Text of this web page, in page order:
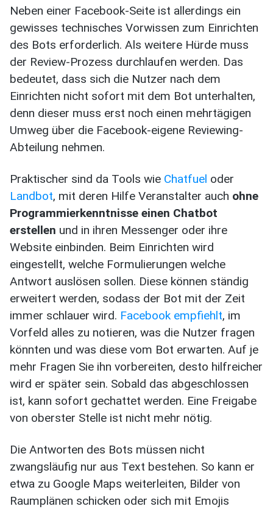
Neben einer Facebook-Seite ist allerdings ein
gewisses technisches Vorwissen zum Einrichten
des Bots erforderlich. Als weitere Hürde muss
der Review-Prozess durchlaufen werden. Das
bedeutet, dass sich die Nutzer nach dem
Einrichten nicht sofort mit dem Bot unterhalten,
denn dieser muss erst noch einen mehrtägigen
Umweg über die Facebook-eigene Reviewing-
Abteilung nehmen.
Praktischer sind da Tools wie Chatfuel oder
Landbot, mit deren Hilfe Veranstalter auch ohne
Programmierkenntnisse einen Chatbot
erstellen und in ihren Messenger oder ihre
Website einbinden. Beim Einrichten wird
eingestellt, welche Formulierungen welche
Antwort auslösen sollen. Diese können ständig
erweitert werden, sodass der Bot mit der Zeit
immer schlauer wird. Facebook empfiehlt, im
Vorfeld alles zu notieren, was die Nutzer fragen
könnten und was diese vom Bot erwarten. Auf je
mehr Fragen Sie ihn vorbereiten, desto hilfreicher
wird er später sein. Sobald das abgeschlossen
ist, kann sofort gechattet werden. Eine Freigabe
von oberster Stelle ist nicht mehr nötig.
Die Antworten des Bots müssen nicht
zwangsläufig nur aus Text bestehen. So kann er
etwa zu Google Maps weiterleiten, Bilder von
Raumplänen schicken oder sich mit Emojis